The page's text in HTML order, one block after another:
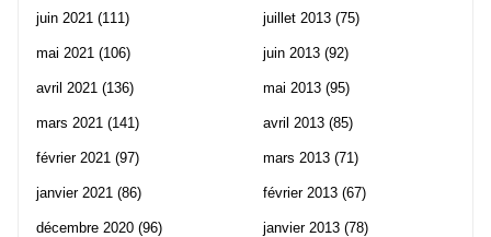
juin 2021 (111)
mai 2021 (106)
avril 2021 (136)
mars 2021 (141)
février 2021 (97)
janvier 2021 (86)
décembre 2020 (96)
juillet 2013 (75)
juin 2013 (92)
mai 2013 (95)
avril 2013 (85)
mars 2013 (71)
février 2013 (67)
janvier 2013 (78)